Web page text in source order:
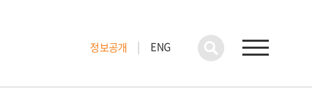
정보공개 ENG